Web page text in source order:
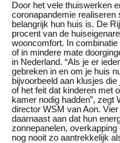
Door het vele thuiswerken
coronapandemie
belangrijk hun huis is. De
procent van de
wooncomfort. In
of in mindere mate
in Nederland. “Als je er
gebreken in en om je huis
bijvoorbeeld aan klusjes
of het feit dat kinderen met
kamer nodig hadden”, zegt
director WSM van Aon.
daarnaast aan dat hun
zonnepanelen,
nog nooit zo aantrekkelijk